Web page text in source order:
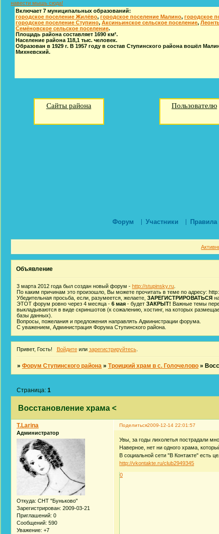
навести мышь сюда!
Включает 7 муниципальных образований:
городское поселение Жилёво, городское поселение Малино, городское
городское поселение Ступино, Аксиньинское сельское поселение,
Семёновское сельское поселение.
Площадь района составляет 1690 км².
Население района 118,1 тыс. человек.
Образован в 1929 г. В 1957 году в состав Ступинского района вошёл
Михневский.
Сайты района Пользователю
Форум Участники Правила
Объявление
3 марта 2012 года был создан новый форум - http://stupinsky.ru
По каким причинам это произошло, Вы можете прочитать в теме по адресу:
Убедительная просьба, если, разумеется, желаете, ЗАРЕГИСТРИРОВАТЬСЯ
ЭТОТ форум ровно через 4 месяца - 6 мая - будет ЗАКРЫТ! Важные темы
выкладываются в виде скриншотов (к сожалению, хостинг, на которых
базы данных).
Вопросы, пожелания и предложения направлять Администрации форума.
С уважением, Администрация Форума Ступинского района.
Привет, Гость! Войдитеили зарегистрируйтесь.
»Форум Ступинского района »Троицкий храм в с. Голочелово »
Восстановление храма <
Страница:1
Поделиться2009-12-14 22:01:57
T.Larina
Администратор
Откуда: СНТ "Буньково"
Зарегистрирован: 2009-03-21
Приглашений: 0
Сообщений: 590
Уважение: +7
Увы, за годы лихолетья пострадали
Наверное, нет ни одного храма,
В социальной сети "В Контакте" есть
http://vkontakte.ru/club2949345
0